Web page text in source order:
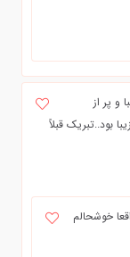
و پر از
بود..تبریک قبلاً
خوشحالم